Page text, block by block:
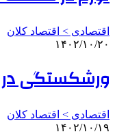
اقتصادی > اقتصاد کلان
۱۴۰۲/۱۰/۲۰
ورشکستگی در
اقتصادی > اقتصاد کلان
۱۴۰۲/۱۰/۱۹